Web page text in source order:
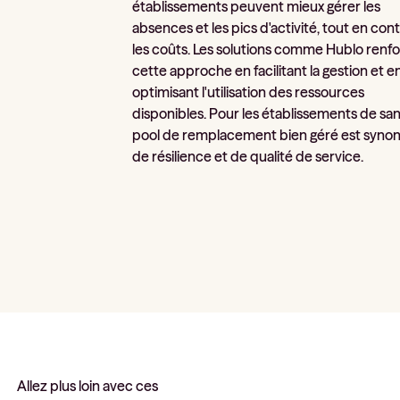
établissements peuvent mieux gérer les
absences et les pics d'activité, tout en
les coûts. Les solutions comme Hublo
cette approche en facilitant la gestion et
optimisant l'utilisation des ressources
disponibles. Pour les établissements de
pool de remplacement bien géré est
de résilience et de qualité de service.
Allez plus loin avec ces